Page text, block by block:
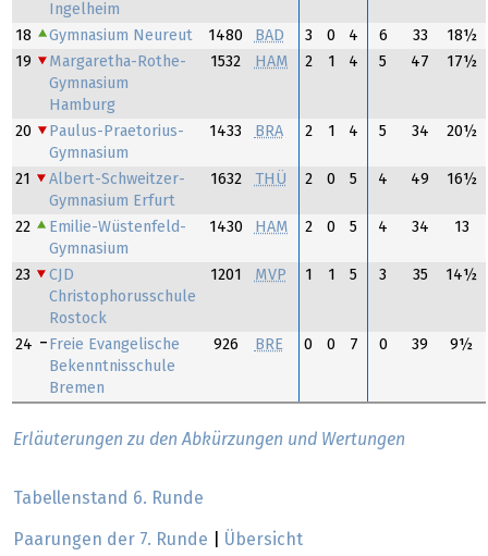
Ingelheim
18 Gymnasium Neureut 1480 BAD 3 0 4 6 33
18½
19
Margaretha-Rothe-
Gymnasium
Hamburg
1532 HAM 2 1 4 5 47 17½
20
Paulus-Praetorius-
Gymnasium
1433 BRA 2 1 4 5 34 20½
21
Albert-Schweitzer-
Gymnasium Erfurt
1632 THÜ 2 0 5 4 49 16½
22
Emilie-Wüstenfeld-
Gymnasium
1430 HAM 2 0 5 4 34 13
23
CJD
Christophorusschule
Rostock
1201 MVP 1 1 5 3 35 14½
24
Freie Evangelische
Bekenntnisschule
Bremen
926 BRE 0 0 7 0 39 9½
Erläuterungen zu den Abkürzungen und Wertungen
Tabellenstand 6. Runde
Paarungen der 7. Runde Übersicht